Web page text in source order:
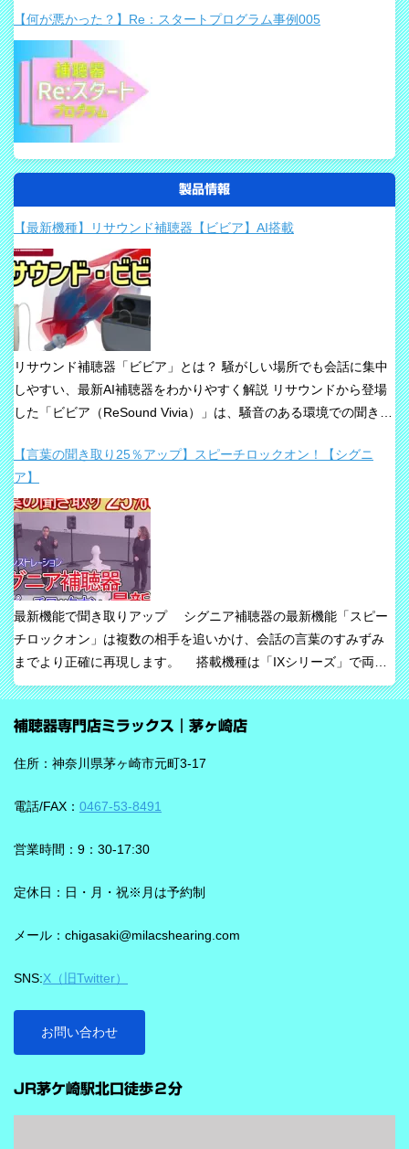
【何が悪かった？】Re：スタートプログラム事例005
製品情報
【最新機種】リサウンド補聴器【ビビア】AI搭載
リサウンド補聴器「ビビア」とは？ 騒がしい場所でも会話に集中
しやすい、最新AI補聴器をわかりやすく解説 リサウンドから登場
した「ビビア（ReSound Vivia）」は、騒音のある環境での聞き取
「騒音下でも鮮やかな聞き取り」、「世界最小AI補聴器」、
「Auracast標準搭載」が主な特長です。 ビビアが目指している
のは、単純な増幅だけではありません。 周囲の音の中から、聞き
たい声に意識を向けやすくすること、そして自然な聞こえ方をで
きるだけ保ちながら会話を楽にすることが、このシリーズの重要
な考え方です。 ビビアの中核は【IA】という考え方 ビビアで
は、リサウンドがIntelligence Augmented（インテリジェンス・オ
ーグメンテッド）と呼ぶ考え方を採用しています。 これは、AIが
すべてを一方的に処理するのではなく、人の脳が本来持っている
音を選び取る力を支えるという発想で、脳の自然な処理を助ける
ためのAIとしています。 騒がしい場所では、相手の声だけでな
音が同時に耳に入ってきます。 ビビアは、そうした場面で必要な
ことばと不要な雑音のコントラストをつくる方向で働くことが特
やすくする設計と考えると理解しやすいです。 DNNチップで、騒
Neural Network）チップが搭載されています。 このDNNチップは
を支える役割を担うと説明されています。 さらに、このチップが
作し、1日あたり4.9兆回の演算を行うとされています。 「インテ
ビビアの注目機能の一つが「インテリジェンス フォーカス」で
ストをつけることで、より聞き取りを助ける会話学習を利用した
雑音抑制機能です。※9クラスのみ搭載 重要なのは、この機能
が“周囲の音を全部
【言葉の聞き取り25％アップ】スピーチロックオン！【シグニ
ア】
最新機能で聞き取りアップ シグニア補聴器の最新機能「スピー
チロックオン」は複数の相手を追いかけ、会話の言葉のすみずみ
までより正確に再現します。 搭載機種は「IXシリーズ」で両耳
装用時に働きます。片耳装用の場合は、ワードロックオン機能で
し、7クラスならデータを192,000個収集するから、騒音下での言
ズ」ならより聞き取りやすくしてくれます。 デモ動画で確認 🔽ス
もロックオン機能を使えば、言葉の聞き取りが25％アップ！
補聴器専門店ミラックス｜茅ヶ崎店
住所：神奈川県茅ヶ崎市元町3-17
電話/FAX： 0467-53-8491
営業時間：9：30-17:30
定休日：日・月・祝※月は予約制
メール：chigasaki@milacshearing.com
SNS:X（旧Twitter）
お問い合わせ
JR茅ケ崎駅北口徒歩２分